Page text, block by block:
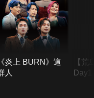
《炎上 BURN》這
人
【荒